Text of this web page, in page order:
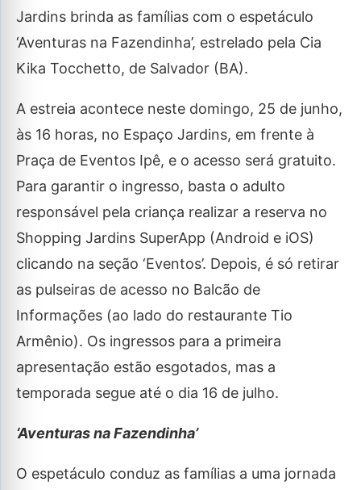
Jardins brinda as famílias com o espetáculo
‘Aventuras na Fazendinha’, estrelado pela Cia
Kika Tocchetto, de Salvador (BA).
A estreia acontece neste domingo, 25 de junho,
às 16 horas, no Espaço Jardins, em frente à
Praça de Eventos Ipê, e o acesso será gratuito.
Para garantir o ingresso, basta o adulto
responsável pela criança realizar a reserva no
Shopping Jardins SuperApp (Android e iOS)
clicando na seção ‘Eventos’. Depois, é só retirar
as pulseiras de acesso no Balcão de
Informações (ao lado do restaurante Tio
Armênio). Os ingressos para a primeira
apresentação estão esgotados, mas a
temporada segue até o dia 16 de julho.
‘Aventuras na Fazendinha’
O espetáculo conduz as famílias a uma jornada